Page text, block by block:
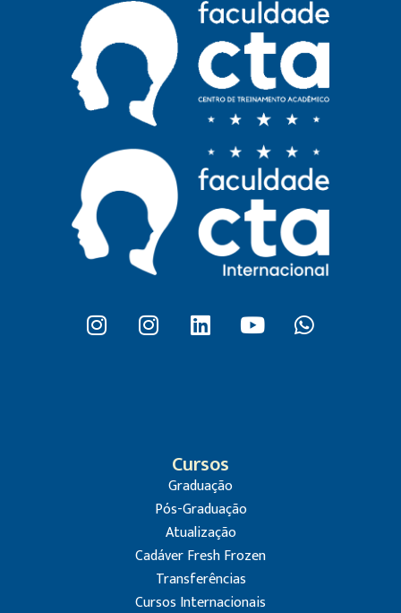
Cursos
Graduação
Pós-Graduação
Atualização
Cadáver Fresh Frozen
Transferências
Cursos Internacionais